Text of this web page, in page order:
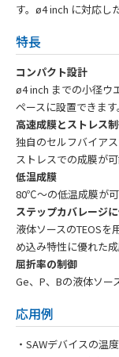
す。ø4 inch に対応し
特長
コンパクト設計
ø4 inch までの小径ウ
ペースに設置できます。
高速成膜とストレス
独自のセルフバイア
ストレスでの成膜が可
低温成膜
80℃～の低温成膜が可
ステップカバレージ
液体ソースのTEOSを
め込み特性に優れた成
屈折率の制御
Ge、P、Bの液体ソー
応用例
・SAWデバイスの温